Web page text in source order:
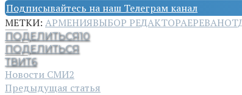
Подписывайтесь на наш Телеграм канал
МЕТКИ: АРМЕНИЯВЫБОР РЕДАКТОРАЕРЕВАН
ПОДЕЛИТЬСЯ10
ПОДЕЛИТЬСЯ
ТВИТ6
Новости СМИ2
Предыдущая статья